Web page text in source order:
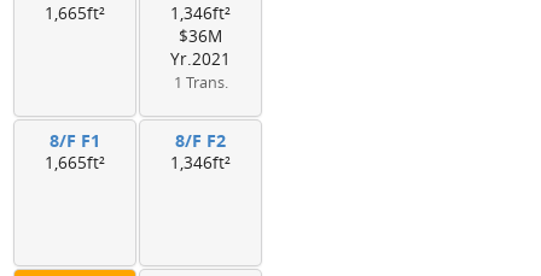
1,665ft²
1,346ft²
$36M
Yr.2021
1 Trans.
8/F F1
1,665ft²
8/F F2
1,346ft²